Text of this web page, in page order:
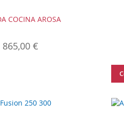
COCINA AROSA
865,00 €